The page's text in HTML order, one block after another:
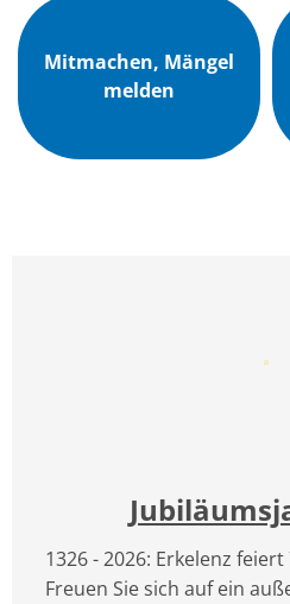
Mitmachen, Mängel
melden
1326 - 2026: Erkelenz
Freuen Sie sich auf ein